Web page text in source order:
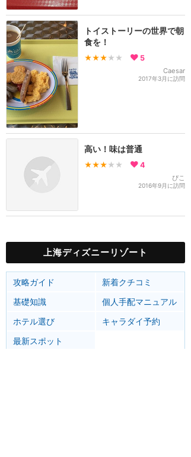
トイストーリーの世界で朝
食を！
★★★ ★★ 5
Caesar
2017年3月に訪問
高い！味は普通
★★★ ★★ 4
ぴこ
2016年9月に訪問
上海ディズニーリゾート
攻略ガイド
新着クチコミ
基礎知識
個人手配マニュアル
ホテル選び
キャラダイ予約
最新スポット